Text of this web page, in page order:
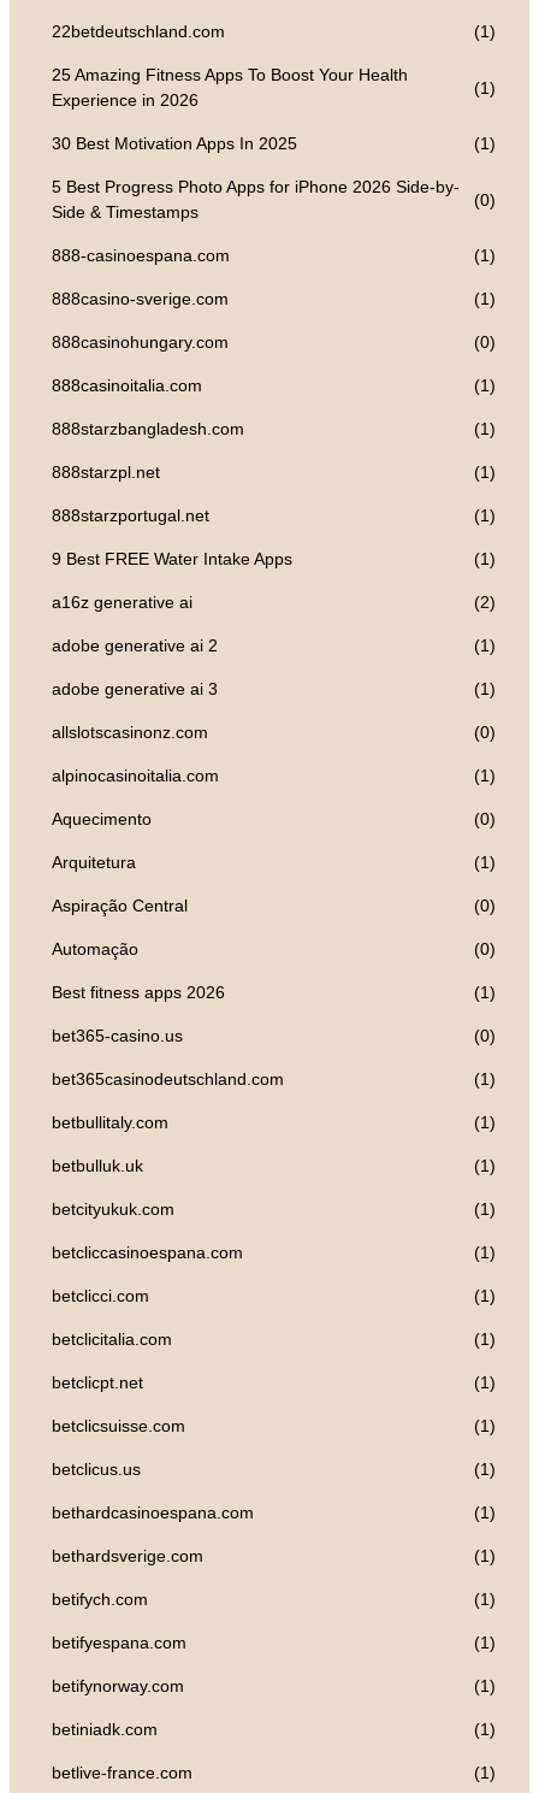
22betdeutschland.com (1)
25 Amazing Fitness Apps To Boost Your Health
Experience in 2026
(1)
30 Best Motivation Apps In 2025 (1)
5 Best Progress Photo Apps for iPhone 2026 Side-by-
Side & Timestamps
(0)
888-casinoespana.com (1)
888casino-sverige.com (1)
888casinohungary.com (0)
888casinoitalia.com (1)
888starzbangladesh.com (1)
888starzpl.net (1)
888starzportugal.net (1)
9 Best FREE Water Intake Apps (1)
a16z generative ai (2)
adobe generative ai 2 (1)
adobe generative ai 3 (1)
allslotscasinonz.com (0)
alpinocasinoitalia.com (1)
Aquecimento (0)
Arquitetura (1)
Aspiração Central (0)
Automação (0)
Best fitness apps 2026 (1)
bet365-casino.us (0)
bet365casinodeutschland.com (1)
betbullitaly.com (1)
betbulluk.uk (1)
betcityukuk.com (1)
betcliccasinoespana.com (1)
betclicci.com (1)
betclicitalia.com (1)
betclicpt.net (1)
betclicsuisse.com (1)
betclicus.us (1)
bethardcasinoespana.com (1)
bethardsverige.com (1)
betifych.com (1)
betifyespana.com (1)
betifynorway.com (1)
betiniadk.com (1)
betlive-france.com (1)